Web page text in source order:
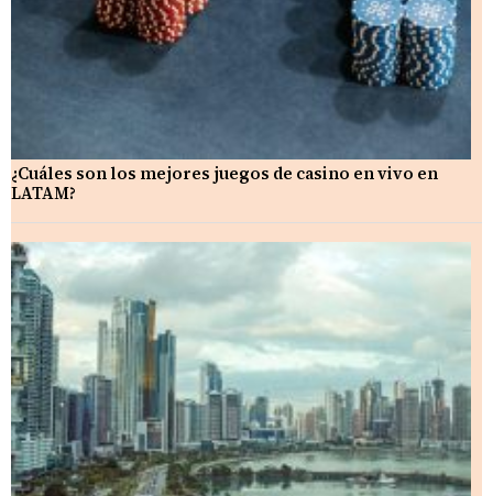
¿Cuáles son los mejores juegos de casino en vivo en
LATAM?